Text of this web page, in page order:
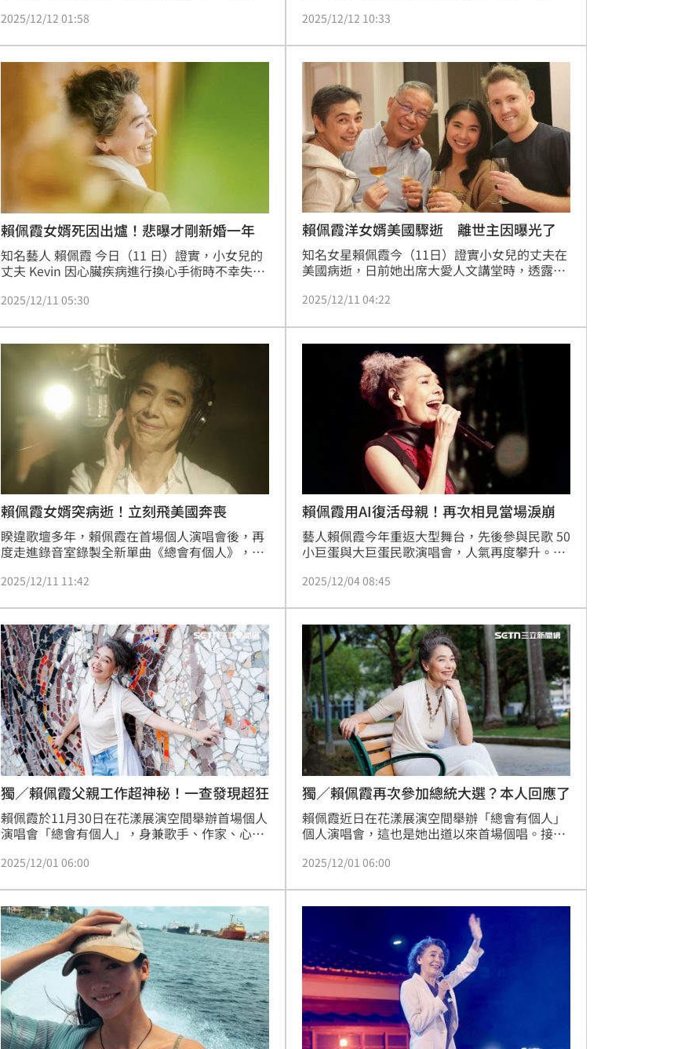
幸於台灣時間 12 月 3 日離世。消息曝光後，引
含淚證實此事，哭紅雙眼、情緒潰堤地透露，家
人們雖在兩地分隔，卻靠著視訊陪伴 Kevin 走完
人生最後一程，「我們就看著他離開。」
2025/12/12 01:58
料顯示，先天性心臟病成因複雜，8大症狀要當
2025/12/12 10:33
賴佩霞女婿死因出爐！悲曝才剛新婚一年
知名藝人 賴佩霞 今日（11 日）證實，小女兒的
丈夫 Kevin 因心臟疾病進行換心手術時不幸失
也令賴佩霞在公開場合談及此事時多次哽咽，悲
2025/12/11 05:30
賴佩霞洋女婿美國驟逝 離世主因曝光了
知名女星賴佩霞今（11日）證實小女兒的丈夫在
美國病逝，日前她出席大愛人文講堂時，透露女
吐露心聲「這麼好的年輕人」。蔡佩伶報導
2025/12/11 04:22
賴佩霞女婿突病逝！立刻飛美國奔喪
睽違歌壇多年，賴佩霞在首場個人演唱會後，再
度走進錄音室錄製全新單曲《總會有個人》，象
後，也承載著她深刻的生命重量。
2025/12/11 11:42
賴佩霞用AI復活母親！再次相見當場淚崩
藝人賴佩霞今年重返大型舞台，先後參與民歌 50
小巨蛋與大巨蛋民歌演唱會，人氣再度攀升。她
《總會有個人》，以「感謝生命中每一位帶來力
敬。這場演唱會的起點，源自經紀人一句「幹嘛
要等？！」，讓她決定不再拖延，勇敢實現多年
願望。
2025/12/04 08:45
獨／賴佩霞父親工作超神秘！一查發現超狂
賴佩霞於11月30日在花漾展演空間舉辦首場個人
演唱會「總會有個人」，身兼歌手、作家、心理
年總統大選，是史上首位參與正副總統選舉的演
訪意外透露父親的神祕身分，引發關注。
2025/12/01 06:00
獨／賴佩霞再次參加總統大選？本人回應了
賴佩霞近日在花漾展演空間舉辦「總會有個人」
個人演唱會，這也是她出道以來首場個唱。接受
身分投入 2024 年總統大選的她，如今再度重返
對此，她首度正面回應：「所有事情都剛剛好，
我沒有刻意去想接下來要做什麼。」
2025/12/01 06:00